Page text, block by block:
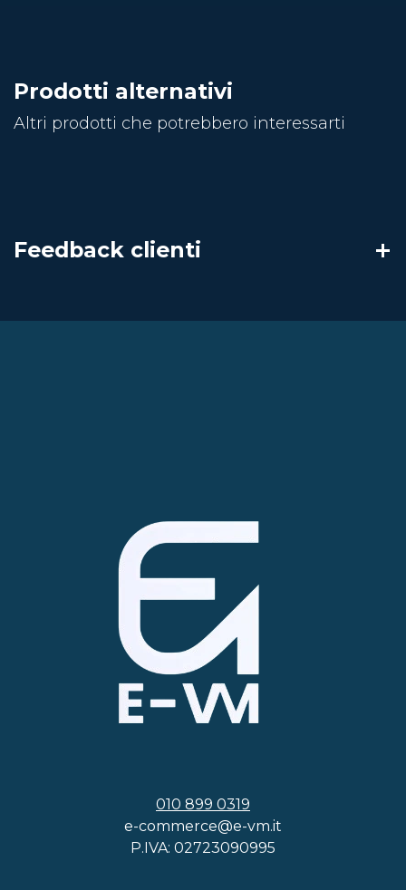
Prodotti alternativi
Altri prodotti che potrebbero interessarti
Feedback clienti
010 899 0319
e-commerce@e-vm.it
P.IVA: 02723090995